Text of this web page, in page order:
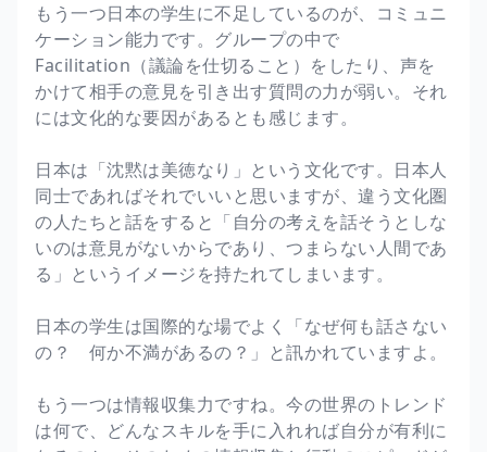
もう一つ日本の学生に不足しているのが、コミュニ
ケーション能力です。グループの中で
Facilitation（議論を仕切ること）をしたり、声を
かけて相手の意見を引き出す質問の力が弱い。それ
には文化的な要因があるとも感じます。
日本は「沈黙は美徳なり」という文化です。日本人
同士であればそれでいいと思いますが、違う文化圏
の人たちと話をすると「自分の考えを話そうとしな
いのは意見がないからであり、つまらない人間であ
る」というイメージを持たれてしまいます。
日本の学生は国際的な場でよく「なぜ何も話さない
の？ 何か不満があるの？」と訊かれていますよ。
もう一つは情報収集力ですね。今の世界のトレンド
は何で、どんなスキルを手に入れれば自分が有利に